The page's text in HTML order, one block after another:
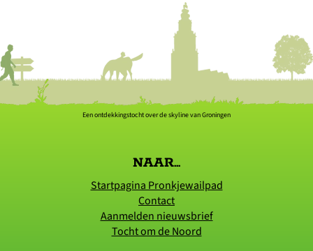
Een ontdekkingstocht over de skyline van Groningen
NAAR...
Startpagina Pronkjewailpad
Contact
Aanmelden nieuwsbrief
Tocht om de Noord